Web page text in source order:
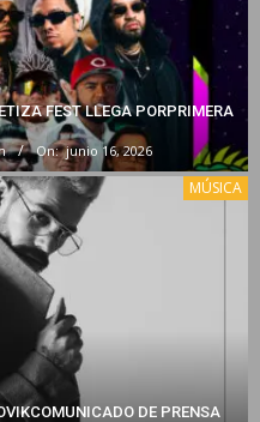
FEST LLEGA PORPRIMERA
On: junio 16, 2026
MÚSICA
DE PRENSA